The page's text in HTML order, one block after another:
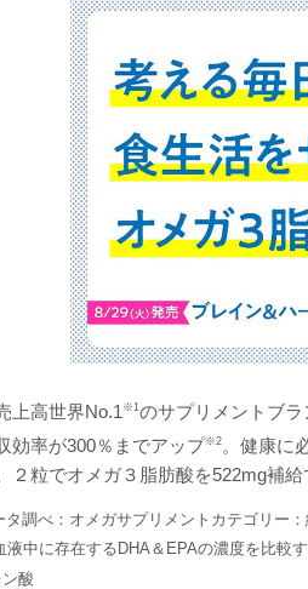
上高世界No.1 ※1 のサプリメントブ
効率が300％までアップ※2 。健康に
２粒でオメガ３脂肪酸を522mg補給
調べ：オメガサプリメントカテゴリー
中に存在するDHA＆EPAの濃度を比較
酸